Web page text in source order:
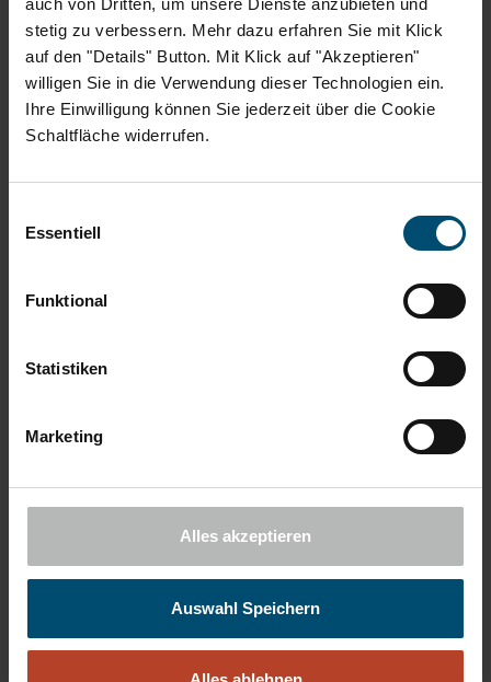
auch von Dritten, um unsere Dienste anzubieten und
stetig zu verbessern. Mehr dazu erfahren Sie mit Klick
auf den "Details" Button. Mit Klick auf "Akzeptieren"
willigen Sie in die Verwendung dieser Technologien ein.
Ihre Einwilligung können Sie jederzeit über die Cookie
Schaltfläche widerrufen.
Essentiell
Funktional
Statistiken
Marketing
Alles akzeptieren
Auswahl Speichern
Hier finden Sie alle Bilder aus dem Jahr 2025.
Bei Nutzung der Bilder freuen wir uns über die folgende
Angabe und/oder Verlinkung der Fotoquelle:
Bei Tennisfotos: Debbie Jane Kinsey
Events 2025